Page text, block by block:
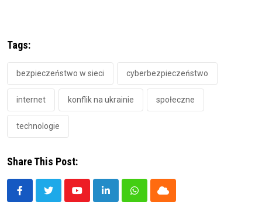
Tags:
bezpieczeństwo w sieci cyberbezpieczeństwo
internet konflik na ukrainie społeczne
technologie
Share This Post:
YoutubeLinkedInWhatsappCloud